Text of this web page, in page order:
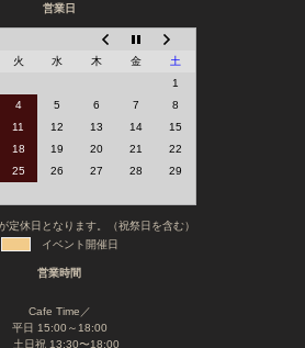
営業日
火 水 木 金
土
1
4 5 6 7
8
11 12 13 14
15
18 19 20 21
22
25 26 27 28
29
定休日となります。（祝祭日を含む）
イベント開催日
営業時間
Cafe Time／
平日 15:00～18:00
土日祝 13:30〜18:00